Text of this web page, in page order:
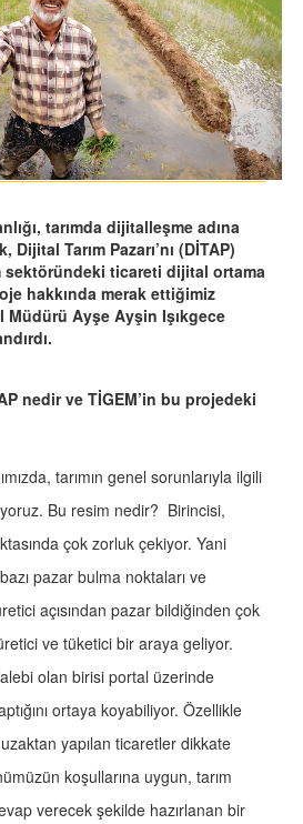
tarımda dijitalleşme adına
Tarım Pazarı’nı (DİTAP)
sektöründeki ticareti dijital ortama
hakkında merak ettiğimiz
Müdürü Ayşe Ayşin Işıkgece
nedir ve TİGEM’in bu projedeki
tarımın genel sorunlarıyla ilgili
Bu resim nedir? Birincisi,
çok zorluk çekiyor. Yani
pazar bulma noktaları ve
açısından pazar bildiğinden çok
ve tüketici bir araya geliyor.
olan birisi portal üzerinde
ortaya koyabiliyor. Özellikle
yapılan ticaretler dikkate
koşullarına uygun, tarım
verecek şekilde hazırlanan bir